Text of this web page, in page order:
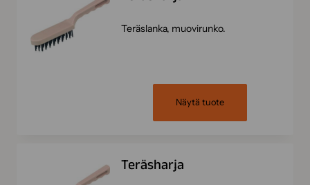
Teräslanka, muovirunko.
Näytä tuote
Teräsharja